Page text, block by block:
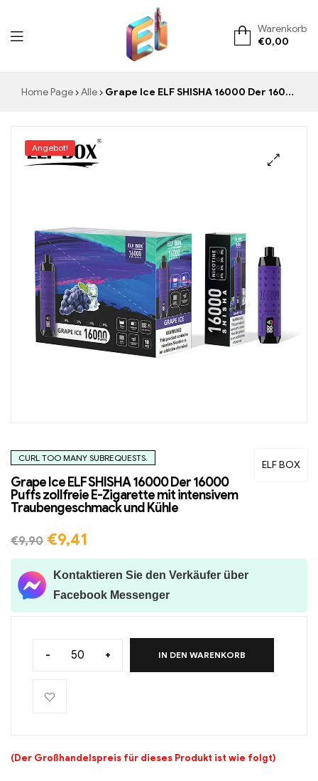
ElementVape.de
Warenkorb
€0,00
Home Page Alle Grape Ice ELF SHISHA 16000 Der 16000 Puffs zollfreie E-Zigarette mit intensivem Traubengeschmack und Kühle
Angebot!
ELF BOX
CURL TOO MANY SUBREQUESTS.
Grape Ice ELF SHISHA 16000 Der 16000
Puffs zollfreie E-Zigarette mit intensivem
Traubengeschmack und Kühle
€9,90 €9,41
Kontaktieren Sie den Verkäufer über
Facebook Messenger
- + IN DEN WARENKORB
(Der Großhandelspreis für dieses Produkt ist wie folgt)